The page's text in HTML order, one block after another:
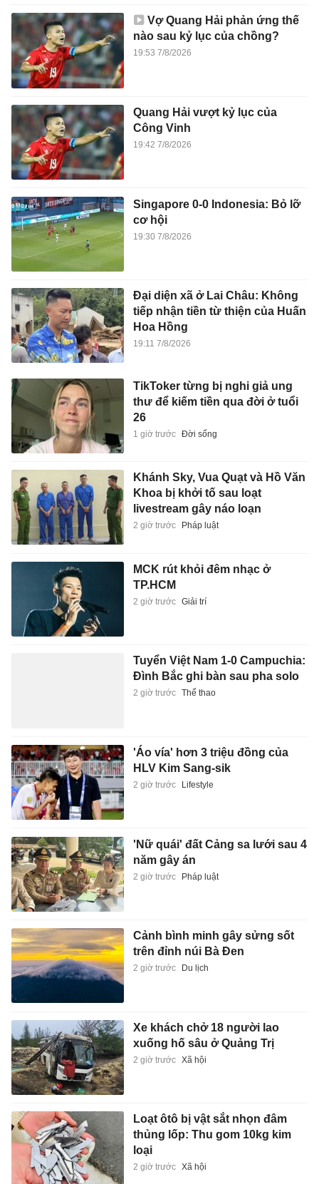
Vợ Quang Hải phản ứng thế
nào sau kỷ lục của chồng?
19:53 7/8/2026
Quang Hải vượt kỷ lục của
Công Vinh
19:42 7/8/2026
Singapore 0-0 Indonesia: Bỏ lỡ
cơ hội
19:30 7/8/2026
Đại diện xã ở Lai Châu: Không
tiếp nhận tiền từ thiện của Huấn
Hoa Hồng
19:11 7/8/2026
TikToker từng bị nghi giả ung
thư để kiếm tiền qua đời ở tuổi
26
1 giờ trước Đời sống
Khánh Sky, Vua Quạt và Hồ Văn
Khoa bị khởi tố sau loạt
livestream gây náo loạn
2 giờ trước Pháp luật
MCK rút khỏi đêm nhạc ở
TP.HCM
2 giờ trước Giải trí
Tuyển Việt Nam 1-0 Campuchia:
Đình Bắc ghi bàn sau pha solo
2 giờ trước Thể thao
'Áo vía' hơn 3 triệu đồng của
HLV Kim Sang-sik
2 giờ trước Lifestyle
'Nữ quái' đất Cảng sa lưới sau 4
năm gây án
2 giờ trước Pháp luật
Cảnh bình minh gây sửng sốt
trên đỉnh núi Bà Đen
2 giờ trước Du lịch
Xe khách chở 18 người lao
xuống hố sâu ở Quảng Trị
2 giờ trước Xã hội
Loạt ôtô bị vật sắt nhọn đâm
thủng lốp: Thu gom 10kg kim
loại
2 giờ trước Xã hội